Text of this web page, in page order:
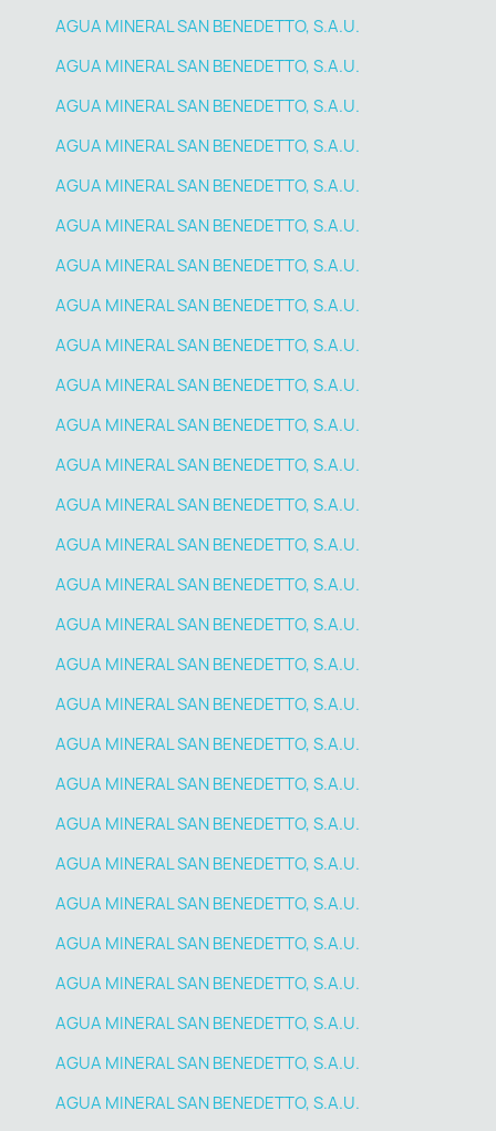
AGUA MINERAL SAN BENEDETTO, S.A.U.
AGUA MINERAL SAN BENEDETTO, S.A.U.
AGUA MINERAL SAN BENEDETTO, S.A.U.
AGUA MINERAL SAN BENEDETTO, S.A.U.
AGUA MINERAL SAN BENEDETTO, S.A.U.
AGUA MINERAL SAN BENEDETTO, S.A.U.
AGUA MINERAL SAN BENEDETTO, S.A.U.
AGUA MINERAL SAN BENEDETTO, S.A.U.
AGUA MINERAL SAN BENEDETTO, S.A.U.
AGUA MINERAL SAN BENEDETTO, S.A.U.
AGUA MINERAL SAN BENEDETTO, S.A.U.
AGUA MINERAL SAN BENEDETTO, S.A.U.
AGUA MINERAL SAN BENEDETTO, S.A.U.
AGUA MINERAL SAN BENEDETTO, S.A.U.
AGUA MINERAL SAN BENEDETTO, S.A.U.
AGUA MINERAL SAN BENEDETTO, S.A.U.
AGUA MINERAL SAN BENEDETTO, S.A.U.
AGUA MINERAL SAN BENEDETTO, S.A.U.
AGUA MINERAL SAN BENEDETTO, S.A.U.
AGUA MINERAL SAN BENEDETTO, S.A.U.
AGUA MINERAL SAN BENEDETTO, S.A.U.
AGUA MINERAL SAN BENEDETTO, S.A.U.
AGUA MINERAL SAN BENEDETTO, S.A.U.
AGUA MINERAL SAN BENEDETTO, S.A.U.
AGUA MINERAL SAN BENEDETTO, S.A.U.
AGUA MINERAL SAN BENEDETTO, S.A.U.
AGUA MINERAL SAN BENEDETTO, S.A.U.
AGUA MINERAL SAN BENEDETTO, S.A.U.